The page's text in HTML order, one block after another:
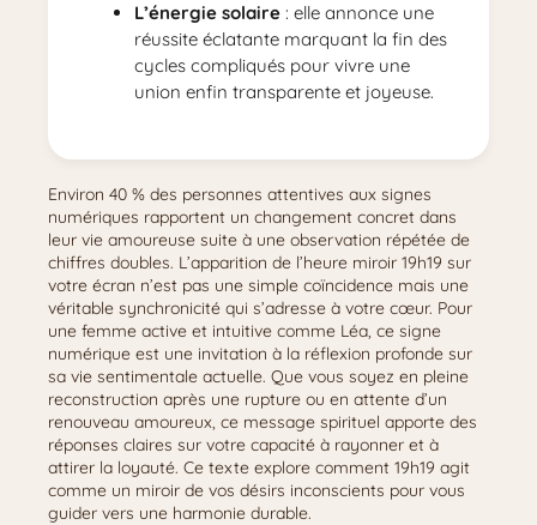
L’énergie solaire : elle annonce une
réussite éclatante marquant la fin des
cycles compliqués pour vivre une
union enfin transparente et joyeuse.
Environ 40 % des personnes attentives aux signes
numériques rapportent un changement concret dans
leur vie amoureuse suite à une observation répétée de
chiffres doubles. L’apparition de l’heure miroir 19h19 sur
votre écran n’est pas une simple coïncidence mais une
véritable synchronicité qui s’adresse à votre cœur. Pour
une femme active et intuitive comme Léa, ce signe
numérique est une invitation à la réflexion profonde sur
sa vie sentimentale actuelle. Que vous soyez en pleine
reconstruction après une rupture ou en attente d’un
renouveau amoureux, ce message spirituel apporte des
réponses claires sur votre capacité à rayonner et à
attirer la loyauté. Ce texte explore comment 19h19 agit
comme un miroir de vos désirs inconscients pour vous
guider vers une harmonie durable.